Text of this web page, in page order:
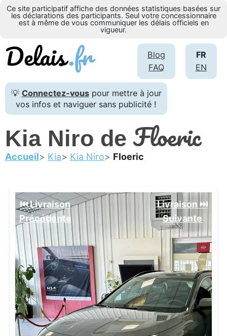
Ce site participatif affiche des données statistiques basées sur
les déclarations des participants. Seul votre concessionnaire
est à même de vous communiquer les délais officiels en
vigueur.
FR
EN
Blog
FAQ
💡 Connectez-vouspour mettre à jour
vos infos et naviguer sans publicité !
Kia Niro de Floeric
Accueil Kia Kia Niro Floeric
⏮️ Livraison
Précédente
Livraison ⏭️
Suivante️